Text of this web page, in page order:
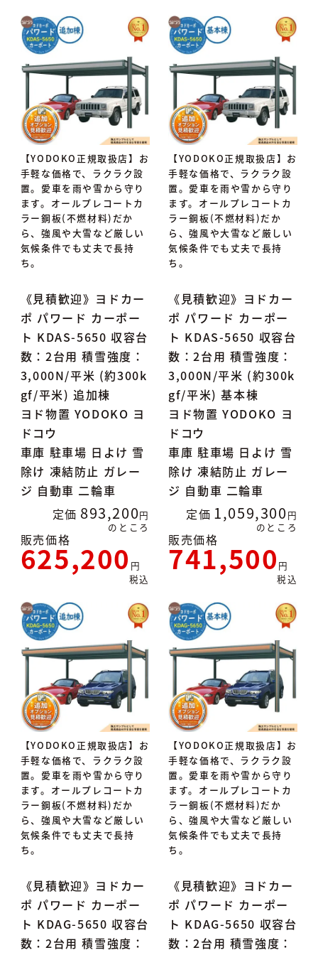
【YODOKO正規取扱店】お
手軽な価格で、ラクラク設
置。愛車を雨や雪から守り
ます。オールプレコートカ
ラー鋼板(不燃材料)だか
ら、強風や大雪など厳しい
気候条件でも丈夫で長持
ち。
《見積歓迎》ヨドカー
ポ パワード カーポー
ト KDAS-5650 収容台
数：2台用 積雪強度：
3,000N/平米 (約300k
gf/平米) 追加棟
ヨド物置 YODOKO ヨ
ドコウ
車庫 駐車場 日よけ 雪
除け 凍結防止 ガレー
ジ 自動車 二輪車
定価 893,200
のところ
販売価格
625,200
税込
【YODOKO正規取扱店】お
手軽な価格で、ラクラク設
置。愛車を雨や雪から守り
ます。オールプレコートカ
ラー鋼板(不燃材料)だか
ら、強風や大雪など厳しい
気候条件でも丈夫で長持
ち。
《見積歓迎》ヨドカー
ポ パワード カーポー
ト KDAS-5650 収容台
数：2台用 積雪強度：
3,000N/平米 (約300k
gf/平米) 基本棟
ヨド物置 YODOKO ヨ
ドコウ
車庫 駐車場 日よけ 雪
除け 凍結防止 ガレー
ジ 自動車 二輪車
定価 1,059,300
のところ
販売価格
741,500
税込
【YODOKO正規取扱店】お
手軽な価格で、ラクラク設
置。愛車を雨や雪から守り
ます。オールプレコートカ
ラー鋼板(不燃材料)だか
ら、強風や大雪など厳しい
気候条件でも丈夫で長持
ち。
《見積歓迎》ヨドカー
ポ パワード カーポー
ト KDAG-5650 収容台
数：2台用 積雪強度：
【YODOKO正規取扱店】お
手軽な価格で、ラクラク設
置。愛車を雨や雪から守り
ます。オールプレコートカ
ラー鋼板(不燃材料)だか
ら、強風や大雪など厳しい
気候条件でも丈夫で長持
ち。
《見積歓迎》ヨドカー
ポ パワード カーポー
ト KDAG-5650 収容台
数：2台用 積雪強度：